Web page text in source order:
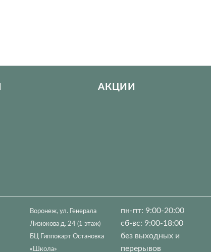
АКЦИИ
Воронеж, ул. Генерала
Лизюкова д. 24 (1 этаж)
БЦ Гиппокарт Остановка
«Школа»
пн-пт: 9:00-20:00
сб-вс: 9:00-18:00
без выходных и
перерывов